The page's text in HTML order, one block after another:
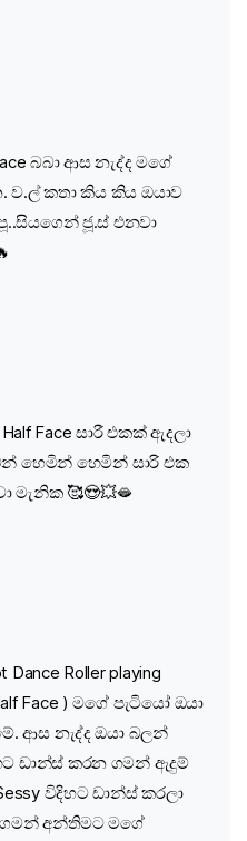
බබා ආස නැද්ද මගේ
ව.ල් කතා කිය කිය ඔයාව
ජූ.ස් එනවා
Half Face සාරී එකක් ඇදලා
හෙමින් හෙමින් සාරි එක
මැනික 🥰😍💥🫦
Dance Roller playing
Face ) මගේ පැටියෝ ඔයා
ආස නැද්ද ඔයා බලන්
ඩාන්ස් කරන ගමන් ඇදුම්
විදිහට ඩාන්ස් කරලා
අන්තිමට මගේ